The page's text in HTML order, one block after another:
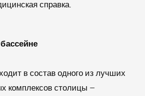
справка.
в состав одного из лучших
комплексов столицы –